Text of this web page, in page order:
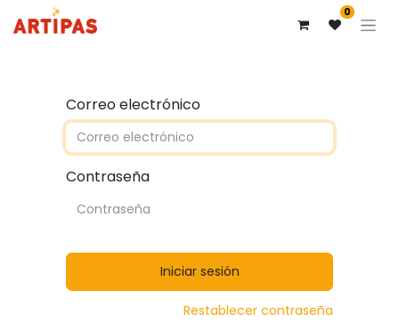
0
Correo electrónico
Contraseña
Iniciar sesión
Restablecer contraseña